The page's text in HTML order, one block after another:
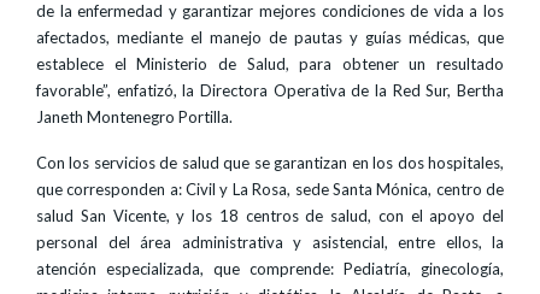
de la enfermedad y garantizar mejores condiciones de vida a los
afectados, mediante el manejo de pautas y guías médicas, que
establece el Ministerio de Salud, para obtener un resultado
favorable”, enfatizó, la Directora Operativa de la Red Sur, Bertha
Janeth Montenegro Portilla.
Con los servicios de salud que se garantizan en los dos hospitales,
que corresponden a: Civil y La Rosa, sede Santa Mónica, centro de
salud San Vicente, y los 18 centros de salud, con el apoyo del
personal del área administrativa y asistencial, entre ellos, la
atención especializada, que comprende: Pediatría, ginecología,